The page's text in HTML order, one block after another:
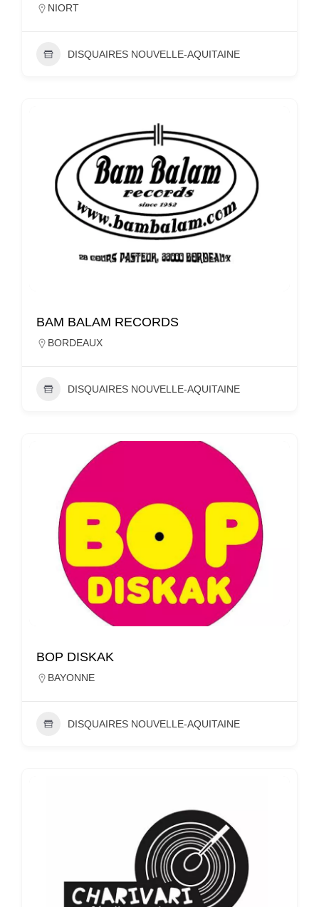
NIORT
DISQUAIRES NOUVELLE-AQUITAINE
BAM BALAM RECORDS
BORDEAUX
DISQUAIRES NOUVELLE-AQUITAINE
BOP DISKAK
BAYONNE
DISQUAIRES NOUVELLE-AQUITAINE